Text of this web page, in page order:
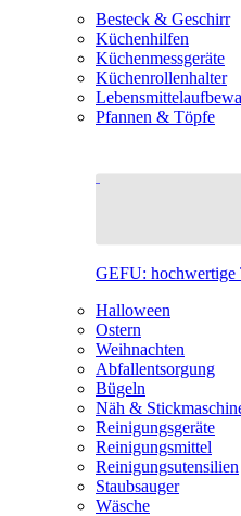
Besteck & Geschirr
Küchenhilfen
Küchenmessgeräte
Küchenrollenhalter
Pfannen & Töpfe
GEFU: hochwertige
Halloween
Ostern
Weihnachten
Abfallentsorgung
Bügeln
Näh &
Reinigungsgeräte
Reinigungsmittel
Reinigungsutensilien
Staubsauger
Wäsche